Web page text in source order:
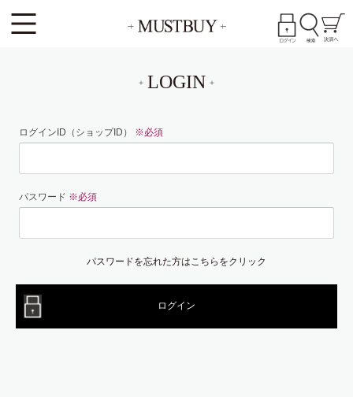
LOGIN
ログインID（ショップID） ※必須
パスワード ※必須
パスワードを忘れた方はこちらをクリック